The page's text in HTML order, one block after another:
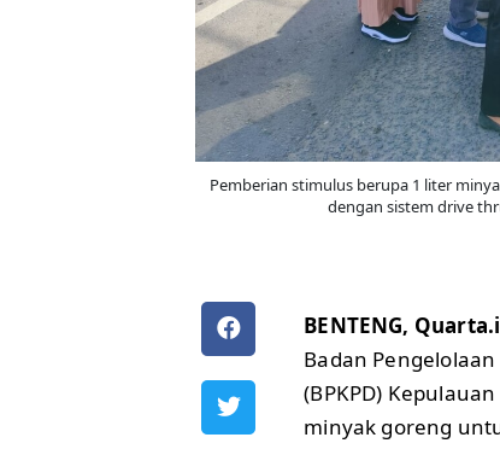
Pemberian stimulus berupa 1 liter
dengan sistem drive
BENTENG,
Badan
(BPKPD)
minyak goreng